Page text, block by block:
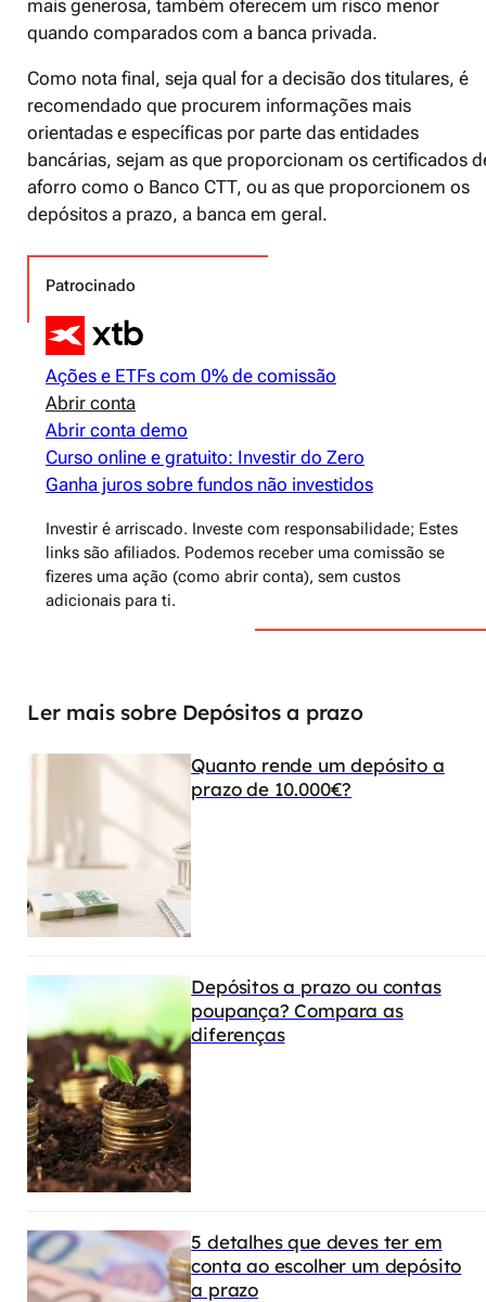
mais generosa, também oferecem um risco menor
quando comparados com a banca privada.
Como nota final, seja qual for a decisão dos titulares, é
recomendado que procurem informações mais
orientadas e específicas por parte das entidades
bancárias, sejam as que proporcionam os certificados
aforro como o Banco CTT, ou as que proporcionem os
depósitos a prazo, a banca em geral.
Patrocinado
Ações e ETFs com 0% de comissão
Abrir conta
Abrir conta demo
Curso online e gratuito: Investir do Zero
Ganha juros sobre fundos não investidos
Investir é arriscado. Investe com responsabilidade; Estes
links são afiliados. Podemos receber uma comissão se
fizeres uma ação (como abrir conta), sem custos
adicionais para ti.
Ler mais sobre Depósitos a prazo
Quanto rende um depósito a
prazo de 10.000€?
Depósitos a prazo ou contas
poupança? Compara as
diferenças
5 detalhes que deves ter em
conta ao escolher um depósito
a prazo